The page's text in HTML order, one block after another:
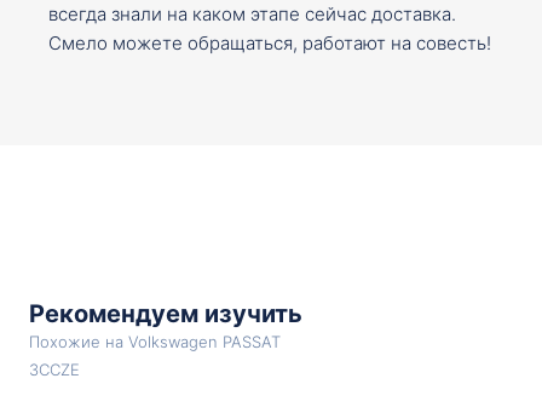
всегда знали на каком этапе сейчас доставка.
Смело можете обращаться, работают на совесть!
Рекомендуем изучить
Похожие на Volkswagen PASSAT
3CCZE